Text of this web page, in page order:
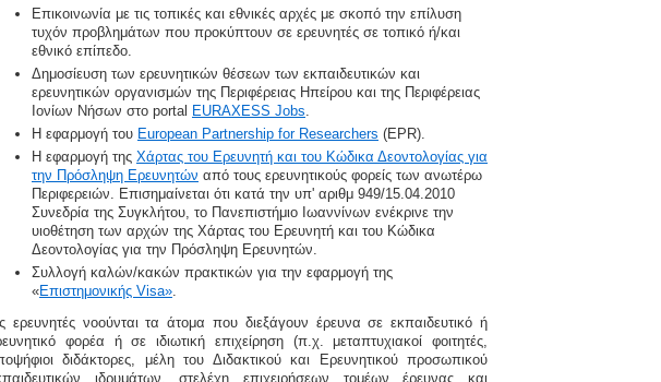
Επικοινωνία με τις τοπικές και εθνικές αρχές με σκοπό την επίλυση
τυχόν προβλημάτων που προκύπτουν σε ερευνητές σε τοπικό ή/και
εθνικό επίπεδο.
Δημοσίευση των ερευνητικών θέσεων των εκπαιδευτικών και
ερευνητικών οργανισμών της Περιφέρειας Ηπείρου και της Περιφέρειας
Ιονίων Νήσων στο portal EURAXESS Jobs
Η εφαρμογή του European Partnership for Researchers (EPR).
Η εφαρμογή της Χάρτας του Ερευνητή και του Κώδικα Δεοντολογίας για
την Πρόσληψη Ερευνητών από τους ερευνητικούς φορείς των ανωτέρω
Περιφερειών. Επισημαίνεται ότι κατά την υπ' αριθμ 949/15.04.2010
Συνεδρία της Συγκλήτου, το Πανεπιστήμιο Ιωαννίνων ενέκρινε την
υιοθέτηση των αρχών της Χάρτας του Ερευνητή και του Κώδικα
Δεοντολογίας για την Πρόσληψη Ερευνητών.
Συλλογή καλών/κακών πρακτικών για την εφαρμογή της
«Επιστημονικής Visa»
ερευνητές νοούνται τα άτομα που διεξάγουν έρευνα σε εκπαιδευτικό ή
φορέα ή σε ιδιωτική επιχείρηση (π.χ. μεταπτυχιακοί φοιτητές,
διδάκτορες, μέλη του Διδακτικού και Ερευνητικού προσωπικού
ιδρυμάτων, στελέχη επιχειρήσεων τομέων έρευνας και